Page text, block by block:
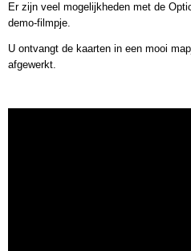
Er zijn veel mogelijkheden met de
demo-filmpje.
U ontvangt de kaarten in een mooi
afgewerkt.